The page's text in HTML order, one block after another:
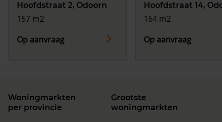
Hoofdstraat 2, Odoorn
157 m2
Op aanvraag
Hoofdstraat 14,
164 m2
Op aanvraag
Woningmarkten
per provincie
Grootste
woningmarkten